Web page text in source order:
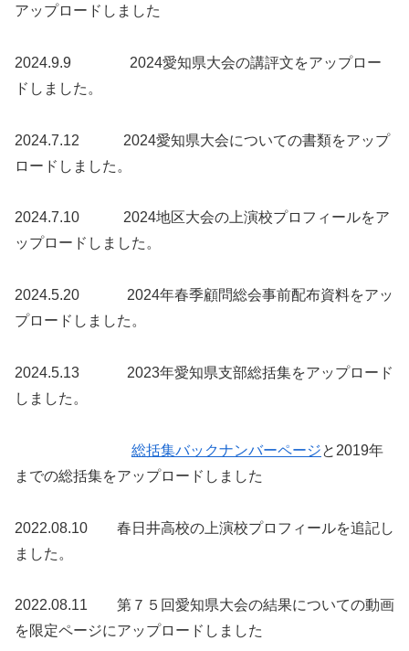
アップロードしました
2024.9.9 2024愛知県大会の講評文をアップロー
ドしました。
2024.7.12 2024愛知県大会についての書類をアップ
ロードしました。
2024.7.10 2024地区大会の上演校プロフィールをア
ップロードしました。
2024.5.20 2024年春季顧問総会事前配布資料をアッ
プロードしました。
2024.5.13 2023年愛知県支部総括集をアップロード
しました。
総括集バックナンバーページと2019年
までの総括集をアップロードしました
2022.08.10 春日井高校の上演校プロフィールを追記し
ました。
2022.08.11 第７５回愛知県大会の結果についての動画
を限定ページにアップロードしました